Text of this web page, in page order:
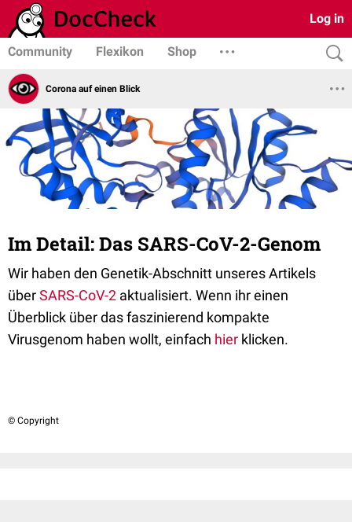
Log in
Community Flexikon Shop
Corona auf einen Blick
Im Detail: Das SARS-CoV-2-Genom
Wir haben den Genetik-Abschnitt unseres Artikels
überSARS-CoV-2 aktualisiert. Wenn ihr einen
Überblick über das faszinierend kompakte
Virusgenom haben wollt, einfach hier klicken.
© Copyright